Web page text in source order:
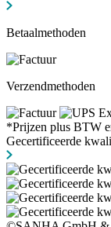
Betaalmethoden
Verzendmethoden
*Prijzen plus BTW
Gecertificeerde